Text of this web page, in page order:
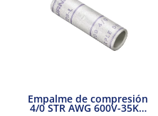
Empalme de compresión
4/0 STR AWG 600V-35KV